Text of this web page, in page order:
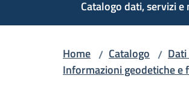
Catalogo dati, servizi
Home / Catalogo /
Informazioni geodetiche